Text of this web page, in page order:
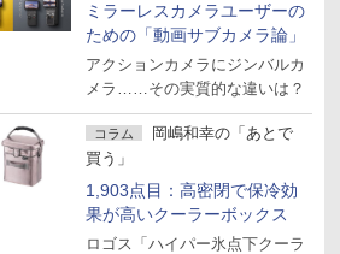
ミラーレスカメラユーザーの
ための「動画サブカメラ論」
アクションカメラにジンバルカ
メラ……その実質的な違いは？
コラム
岡嶋和幸の「あとで
買う」
1,903点目：高密閉で保冷効
果が高いクーラーボックス
ロゴス「ハイパー氷点下クーラ